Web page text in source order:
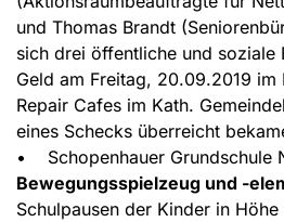
und Thomas Brandt
sich drei öffentliche und soziale
Geld am Freitag, 20.09.2019 im
Repair Cafes im Kath.
eines Schecks überreicht
• Schopenhauer Grundschule
Bewegungsspielzeug und -
Schulpausen der Kinder in